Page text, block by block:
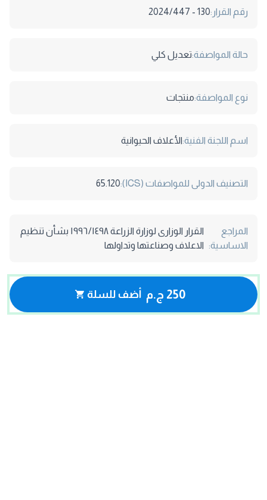
رقم القرار:130 - 2024/447
حالة المواصفة:تعديل كلي
نوع المواصفة:منتجات
اسم اللجنة الفنية:الأعلاف الحيوانية
التصنيف الدولى للمواصفات (ICS): 65.120
المراجع
الاساسية:
اﻟﻘﺮار اﻟﻮزارى ﻟﻮزارة اﻟﺰراﻋﺔ ١٩٩٦/١٤٩٨ ﺑﺸﺄن ﺗﻨﻈﯿﻢ
اﻻﻋﻼف وﺻﻨﺎﻋﺘﮭﺎ وﺗﺪاوﻟﮭﺎ
250 ج.م أضف للسلة